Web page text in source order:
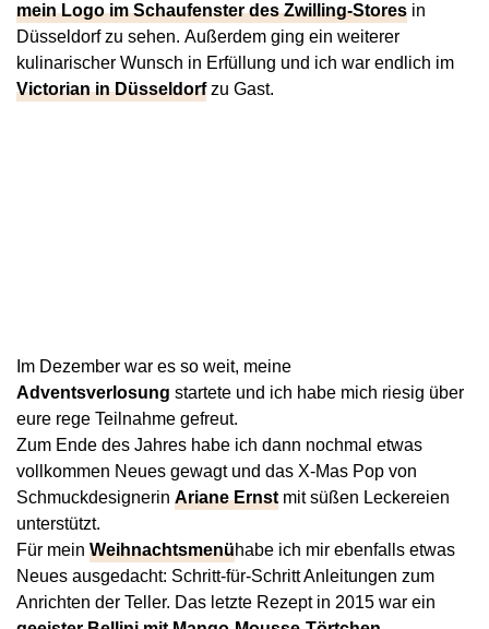
mein Logo im Schaufenster des Zwilling-Stores in
Düsseldorf zu sehen. Außerdem ging ein weiterer
kulinarischer Wunsch in Erfüllung und ich war endlich im
Victorian in Düsseldorfzu Gast.
Im Dezember war es so weit, meine
Adventsverlosung startete und ich habe mich riesig über
eure rege Teilnahme gefreut.
Zum Ende des Jahres habe ich dann nochmal etwas
vollkommen Neues gewagt und das X-Mas Pop von
Schmuckdesignerin Ariane Ernst mit süßen Leckereien
unterstützt.
Für mein Weihnachtsmenühabe ich mir ebenfalls etwas
Neues ausgedacht: Schritt-für-Schritt Anleitungen zum
Anrichten der Teller. Das letzte Rezept in 2015 war ein